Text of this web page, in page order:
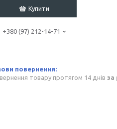
Купити
+380 (97) 212-14-71
товару протягом 14 днів за